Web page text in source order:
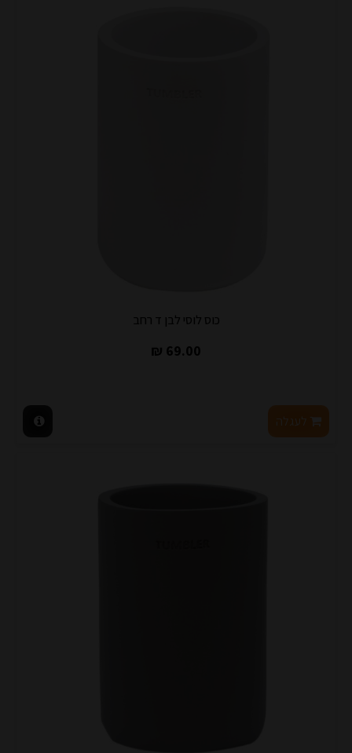
כוס לוסי לבן ד רחב
69.00 ₪
לעגלה